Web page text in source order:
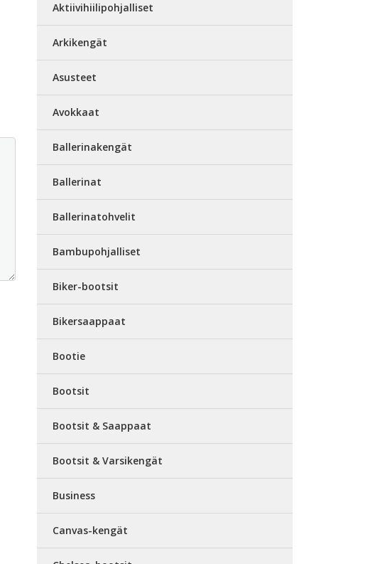
Aktiivihiilipohjalliset
Arkikengät
Asusteet
Avokkaat
Ballerinakengät
Ballerinat
Ballerinatohvelit
Bambupohjalliset
Biker-bootsit
Bikersaappaat
Bootie
Bootsit
Bootsit & Saappaat
Bootsit & Varsikengät
Business
Canvas-kengät